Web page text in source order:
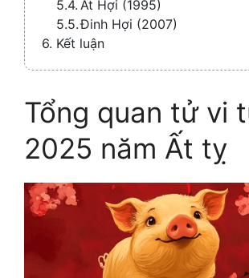
Ất Hợi (1995)
Đinh Hợi (2007)
Kết luận
Tổng quan tử vi
2025 năm Ất tỵ